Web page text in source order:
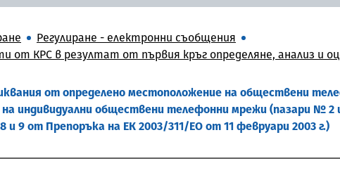
Регулиране - електронни съобщения
от КРС в резултат от първия кръг определяне, анализ и
от определено местоположение на обществени
индивидуални обществени телефонни мрежи (пазари № 2
и 9 от Препоръка на ЕК 2003/311/ЕО от 11 февруари 2003 г.)